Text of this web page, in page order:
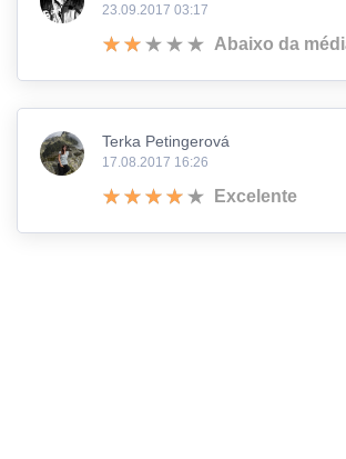
23.09.2017 03:17
Abaixo da
Terka Petingerová
17.08.2017 16:26
Excelente